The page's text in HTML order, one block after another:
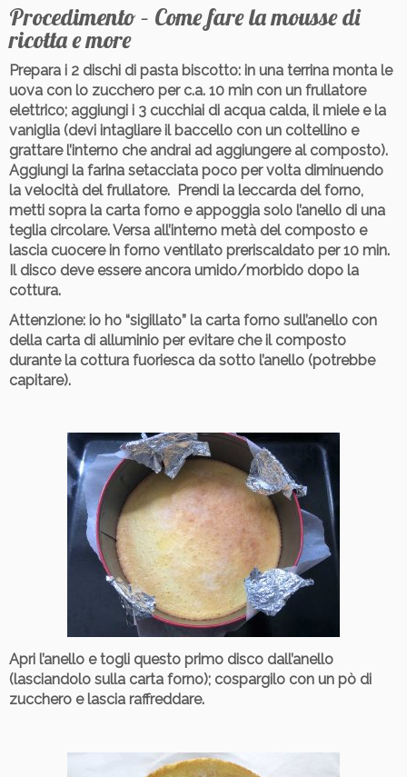
Procedimento – Come fare la mousse di
ricotta e more
Prepara i 2 dischi di pasta biscotto: in una terrina monta le
uova con lo zucchero per c.a. 10 min con un frullatore
elettrico; aggiungi i 3 cucchiai di acqua calda, il miele e la
vaniglia (devi intagliare il baccello con un coltellino e
grattare l’interno che andrai ad aggiungere al composto).
Aggiungi la farina setacciata poco per volta diminuendo
la velocità del frullatore. Prendi la leccarda del forno,
metti sopra la carta forno e appoggia solo l’anello di una
teglia circolare. Versa all’interno metà del composto e
lascia cuocere in forno ventilato preriscaldato per 10 min.
Il disco deve essere ancora umido/morbido dopo la
cottura.
Attenzione: io ho “sigillato” la carta forno sull’anello con
della carta di alluminio per evitare che il composto
durante la cottura fuoriesca da sotto l’anello (potrebbe
capitare).
Apri l’anello e togli questo primo disco dall’anello
(lasciandolo sulla carta forno); cospargilo con un pò di
zucchero e lascia raffreddare.